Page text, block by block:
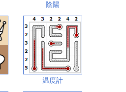
陰陽
温度計